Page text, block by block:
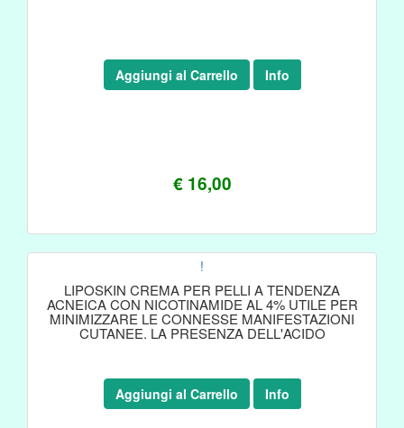
€ 16,00
Aggiungi al Carrello Info
!
LIPOSKIN CREMA PER PELLI A TENDENZA
ACNEICA CON NICOTINAMIDE AL 4% UTILE PER
MINIMIZZARE LE CONNESSE MANIFESTAZIONI
CUTANEE. LA PRESENZA DELL'ACIDO
Aggiungi al Carrello Info